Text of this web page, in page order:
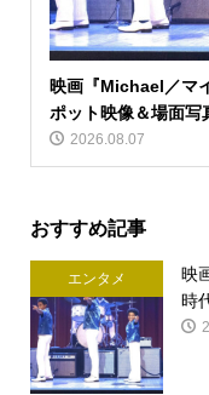
映画『Michael／マ
ポット映像＆場面
2026.08.07
おすすめ記事
エンタメ
映
時